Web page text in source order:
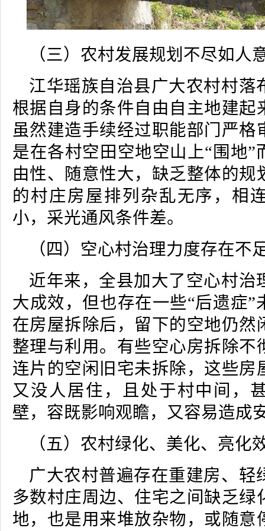
（三）农村发展规划不尽如人
江华瑶族自治县广大农村村落
根据自身的条件自由自主地建起
虽然建造手续经过职能部门严格
是在各村空田空地空山上“围地”
由性、随意性大，缺乏整体的规
的村庄房屋排列杂乱无序，相
小，采光通风条件差。
（四）空心村治理力度存在不
近年来，全县加大了空心村治
大成效，但也存在一些“后遗症”
在房屋拆除后，留下的空地仍然
整理与利用。有些空心房拆除不
连片的空闲旧宅未拆除，这些房
又没人居住，且处于村中间，
壁，容既影响观瞻，又容易造成
（五）农村绿化、美化、亮化
广大农村普遍存在重建房、轻
多数村庄周边、住宅之间缺乏绿
地，也是用来堆放杂物，或随意